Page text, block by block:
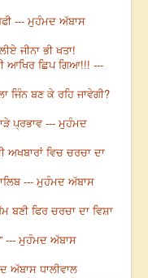
--- ਮੁਹੰਮਦ ਅੱਬਾਸ
ਜੀਨਾ ਭੀ ਖਤਾ!
ਆਖਿਰ ਛਿਪ ਗਿਆ!!! ---
ਜਿੰਨ ਬਣ ਕੇ ਰਹਿ ਜਾਵੇਗੀ?
ਪ੍ਰਭਾਵ --- ਮੁਹੰਮਦ
ਅਖਬਾਰਾਂ ਵਿਚ ਚਰਚਾ ਦਾ
--- ਮੁਹੰਮਦ ਅੱਬਾਸ
ਬਣੀ ਫਿਰ ਚਰਚਾ ਦਾ ਵਿਸ਼ਾ
--- ਮੁਹੰਮਦ ਅੱਬਾਸ
ਅੱਬਾਸ ਧਾਲੀਵਾਲ